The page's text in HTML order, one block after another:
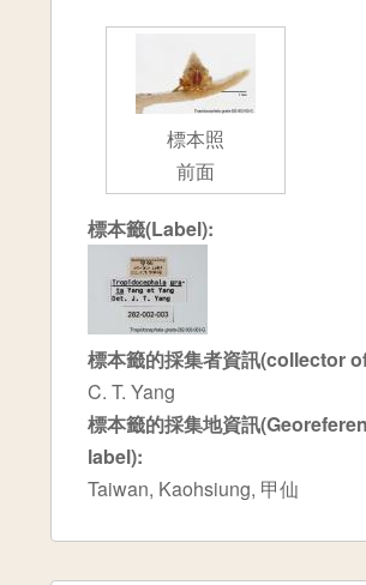
標本照
前面
標本籤(Label):
標本籤的採集者資訊(collector
C. T. Yang
標本籤的採集地資訊
label):
Taiwan, Kaohsiung, 甲仙